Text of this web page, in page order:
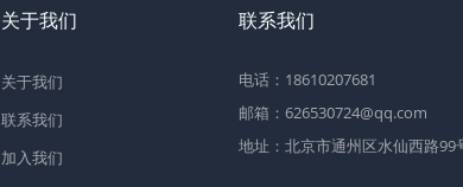
关于我们
关于我们
联系我们
加入我们
联系我们
电话：18610207681
邮箱：626530724@qq.com
地址：北京市通州区水仙西路99